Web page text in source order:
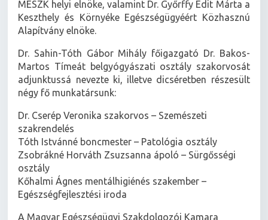
MESZK helyi elnöke, valamint Dr. Győrffy Edit Márta a
Keszthely és Környéke Egészségügyéért Közhasznú
Dr. Sahin-Tóth Gábor Mihály főigazgató Dr. Bakos-
Martos Tímeát belgyógyászati osztály szakorvosát
adjunktussá nevezte ki, illetve dicséretben részesült
Dr. Cserép Veronika szakorvos – Szemészeti
szakrendelés
Tóth Istvánné boncmester – Patológia osztály
Zsobrákné Horváth Zsuzsanna ápoló – Sürgősségi
osztály
Kőhalmi Ágnes mentálhigiénés szakember –